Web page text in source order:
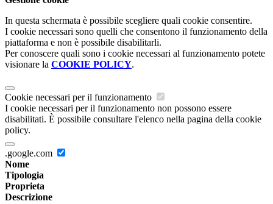
In questa schermata è possibile scegliere quali cookie consentire.
I cookie necessari sono quelli che consentono il funzionamento della
piattaforma e non è possibile disabilitarli.
Per conoscere quali sono i cookie necessari al funzionamento potete
visionare la COOKIE POLICY.
Cookie necessari per il funzionamento
I cookie necessari per il funzionamento non possono essere
disabilitati. È possibile consultare l'elenco nella pagina della cookie
policy.
.google.com
Nome
Tipologia
Proprieta
Descrizione